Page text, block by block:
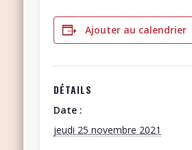
Ajouter au calendrier
DÉTAILS
Date :
jeudi 25 novembre 2021